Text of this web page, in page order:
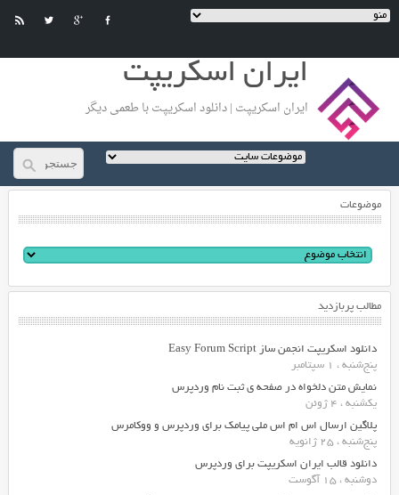
ایران اسکریپت
ایران اسکریپت | دانلود اسکریپت با طعمی دیگر
موضوعات
مطالب پربازدید
دانلود اسکریپت انجمن ساز Easy Forum Script
پنج‌شنبه ، 1 سپتامبر
نمایش متن دلخواه در صفحه ی ثبت نام وردپرس
یکشنبه ، 4 ژوئن
پلاگین ارسال اس ام اس ملی پیامک برای وردپرس و ووکامرس
پنج‌شنبه ، 25 ژانویه
دانلود قالب ایران اسکریپت برای وردپرس
دوشنبه ، 15 آگوست